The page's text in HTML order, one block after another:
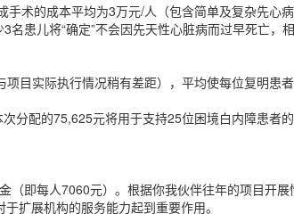
术的成本平均为3万元/人（包含简单及复杂先心
患儿将“确定”不会因先天性心脏病而过早死亡，
目实际执行情况稍有差距），平均使每位复明患
分配的75,625元将用于支持25位困境白内障患者
即每人7060元）。根据你我伙伴往年的项目开
扩展机构的服务能力起到重要作用。